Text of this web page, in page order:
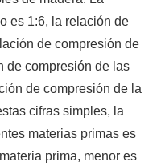
es 1:6, la relación de
de compresión de
de compresión de las
de compresión de la
cifras simples, la
materias primas es
prima, menor es